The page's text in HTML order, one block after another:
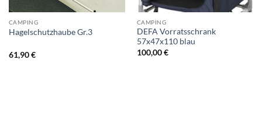
CAMPING
Hagelschutzhaube Gr.3
61,90€
CAMPING
DEFA Vorratsschrank
57x47x110 blau
100,00€